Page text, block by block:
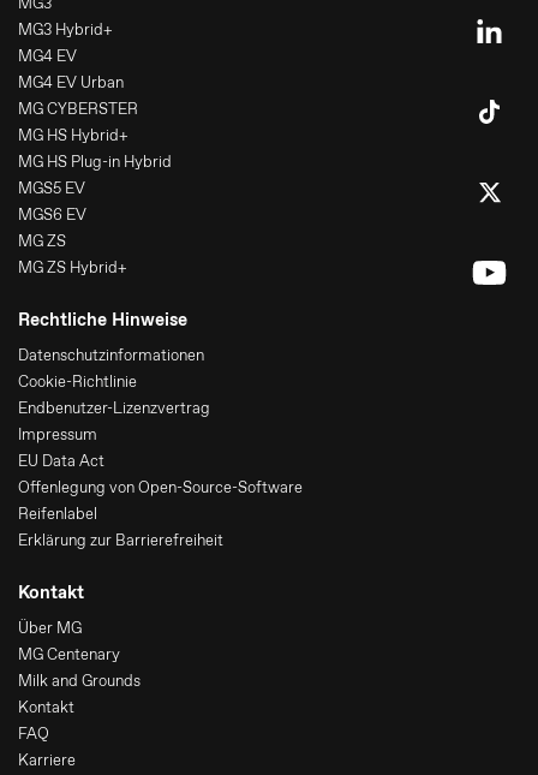
MG3 Hybrid+
MG4 EV
MG4 EV Urban
MG CYBERSTER
MG HS Hybrid+
MG HS Plug-in Hybrid
MGS5 EV
MGS6 EV
MG ZS
MG ZS Hybrid+
Rechtliche Hinweise
Datenschutzinformationen
Cookie-Richtlinie
Endbenutzer-Lizenzvertrag
Impressum
EU Data Act
Offenlegung von Open-Source-Software
Reifenlabel
Erklärung zur Barrierefreiheit
Kontakt
Über MG
MG Centenary
Milk and Grounds
Kontakt
FAQ
Karriere